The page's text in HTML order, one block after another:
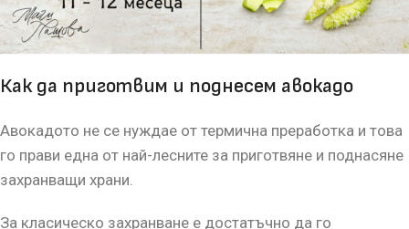
Как да приготвим и поднесем авокадо
Авокадото не се нуждае от термична преработка и това
го прави една от най-лесните за приготвяне и поднасяне
захранващи храни.
За класическо захранване е достатъчно да го